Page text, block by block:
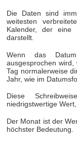
Die Daten sind
weitesten
Kalender, der eine
darstellt.
Wenn das
ausgesprochen
Tag normalerweise
Jahr, wie im
Diese
niedrigstwertige
Der Monat ist der
höchster Bedeutung.